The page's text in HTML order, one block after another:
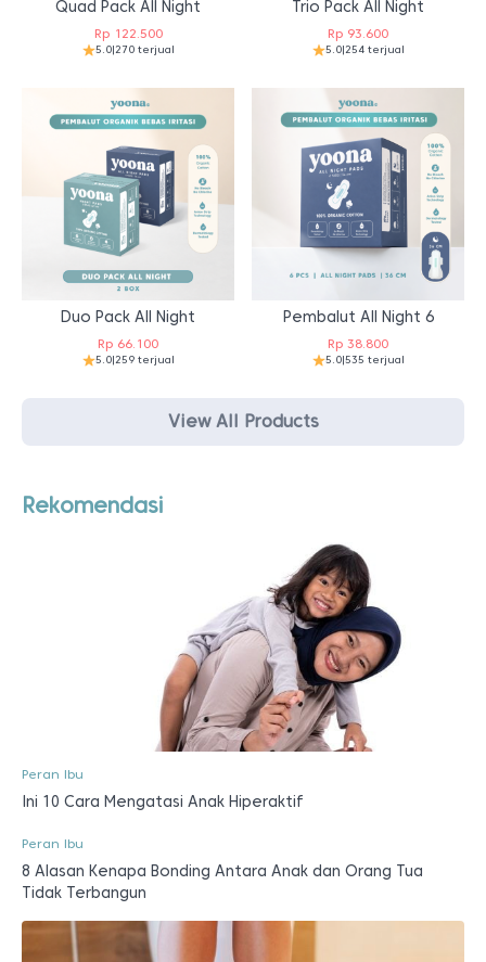
Quad Pack All Night
Rp122.500
5.0|270 terjual
Trio Pack All Night
Rp 93.600
5.0|254 terjual
Duo Pack All Night
Rp 66.100
5.0|259 terjual
Pembalut All Night 6
Rp 38.800
5.0|535 terjual
View All Products
Rekomendasi
Peran Ibu
Ini 10 Cara Mengatasi Anak Hiperaktif
Peran Ibu
8 Alasan Kenapa Bonding Antara Anak dan Orang Tua
Tidak Terbangun